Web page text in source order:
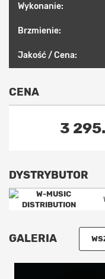
Wykonanie:
Brzmienie:
Jakość / Cena:
CENA
3
DYSTRYBUTOR
GALERIA